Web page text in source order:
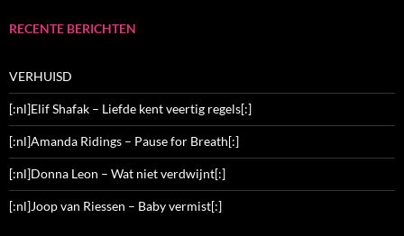
RECENTE BERICHTEN
VERHUISD
[:nl]Elif Shafak – Liefde kent veertig regels[:]
[:nl]Amanda Ridings – Pause for Breath[:]
[:nl]Donna Leon – Wat niet verdwijnt[:]
[:nl]Joop van Riessen – Baby vermist[:]